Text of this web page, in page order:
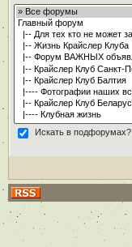
Искать в подфорумах?